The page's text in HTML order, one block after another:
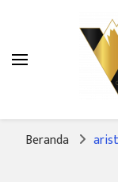
Pusat
Beranda